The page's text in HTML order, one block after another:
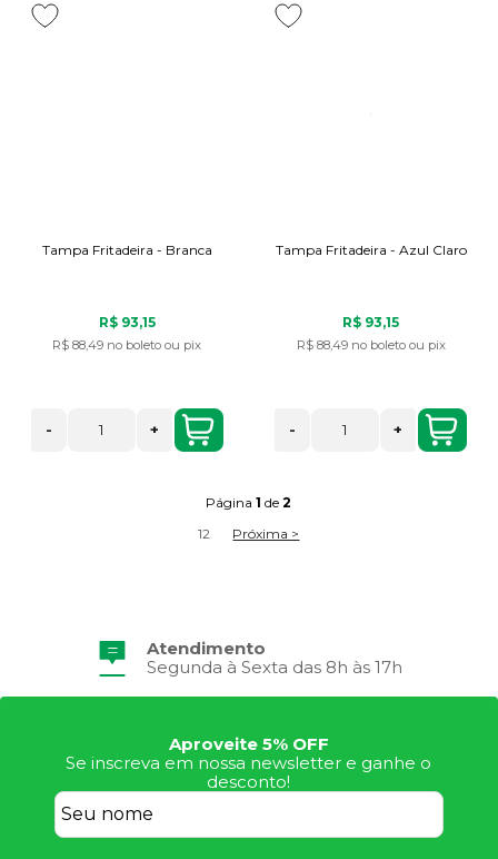
Tampa Fritadeira - Branca
R$ 93,15
R$ 88,49 no boleto ou pix
- +
Tampa Fritadeira - Azul Claro
R$ 93,15
R$ 88,49 no boleto ou pix
- +
Página1 de2
12 Próxima >
Atendimento
Segunda à Sexta das 8h às 17h
Aproveite 5% OFF
Se inscreva em nossa newsletter e ganhe o
desconto!